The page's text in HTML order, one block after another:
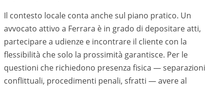
Il contesto locale conta anche sul piano pratico. Un
avvocato attivo a Ferrara è in grado di depositare atti,
partecipare a udienze e incontrare il cliente con la
flessibilità che solo la prossimità garantisce. Per le
questioni che richiedono presenza fisica — separazioni
conflittuali, procedimenti penali, sfratti — avere al